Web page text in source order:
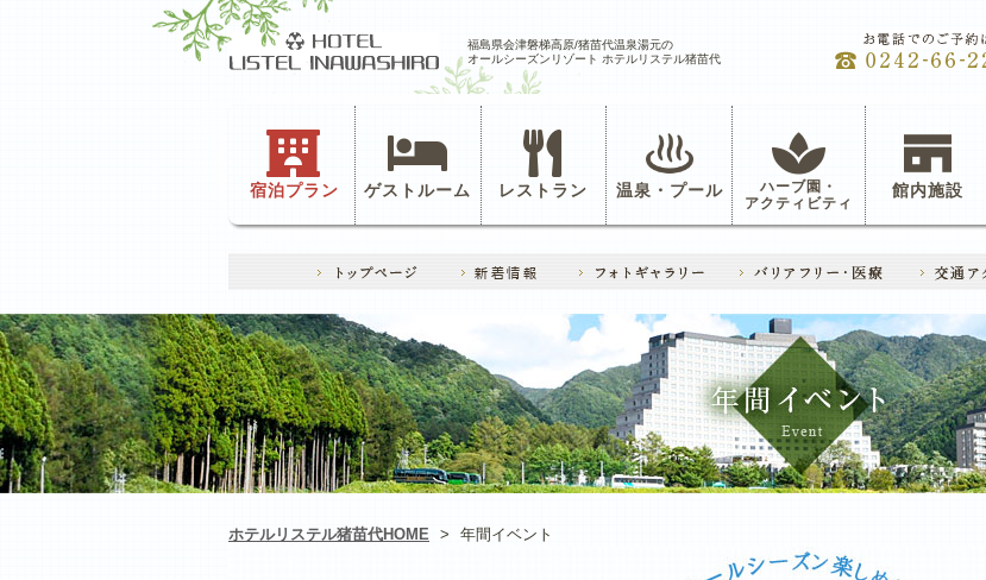
福島県会津磐梯高原/猪苗代温泉湯元の
オールシーズンリゾート ホテルリステル猪苗代
宿泊プラン ゲストルーム レストラン 温泉・プール ハーブ園・
アクティビティ
館内施設
ホテルリステル猪苗代HOME > 年間イベント